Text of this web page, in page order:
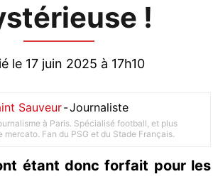
!
le 17 juin 2025 à 17h10
Sauveur-Journaliste
à Paris. Spécialisé football, et plus
mercato. Fan du PSG et du Stade Français.
étant donc forfait pour les